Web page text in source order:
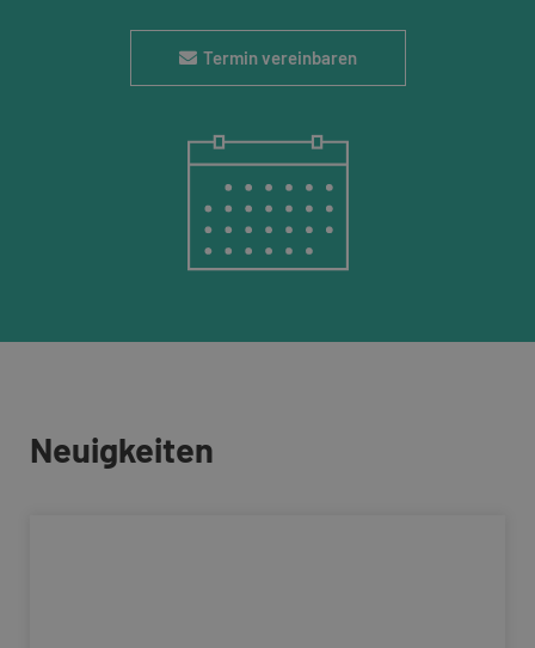
Termin vereinbaren
Neuigkeiten